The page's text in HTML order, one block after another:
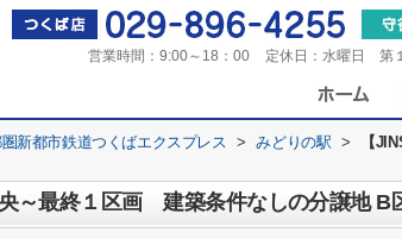
営業時間： 9:00～18：00 定休日： 水曜日 第
新都市鉄道つくばエクスプレス > みどりの駅 >
【
～最終１区画 建築条件なしの分譲地 B